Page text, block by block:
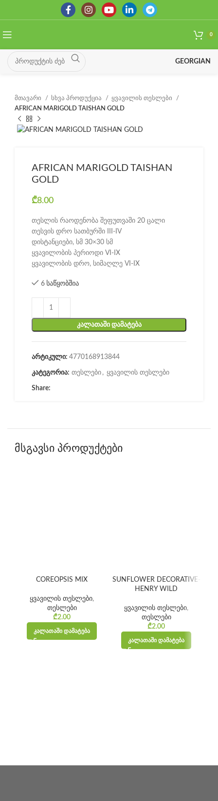
0
GEORGIAN
მთავარი სხვა პროდუქცია
ყვავილის თესლები
AFRICAN MARIGOLD TAISHAN GOLD
AFRICAN MARIGOLD TAISHAN
GOLD
₾8.00
თესლის რაოდენობა შეფუთვაში 20 ცალი
თესვის დრო სათბურში III-IV
დისტანციები, სმ 30×30 სმ
ყვავილობის პერიოდი VI-IX
ყვავილობის დრო, სიმაღლე VI-IX
6 საწყობშია
ᲙᲐᲚᲐᲗᲐᲨᲘ ᲓᲐᲛᲐᲢᲔᲑᲐ
არტიკული: 4770168913844
კატეგორია: თესლები , ყვავილის თესლები
Share:
მსგავსი პროდუქტები
COREOPSIS MIX
ყვავილის თესლები,
თესლები
₾2.00
ᲙᲐᲚᲐᲗᲐᲨᲘ ᲓᲐᲛᲐᲢᲔᲑᲐ
SUNFLOWER DECORATIVE-
HENRY WILD
ყვავილის თესლები,
თესლები
₾2.00
ᲙᲐᲚᲐᲗᲐᲨᲘ ᲓᲐᲛᲐᲢᲔᲑᲐ